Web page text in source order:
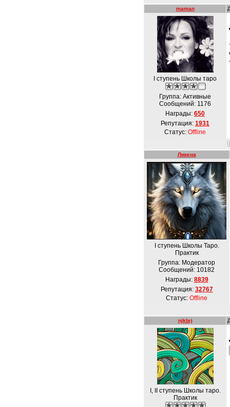
maman
I ступень Школы таро
Группа: Активные
Сообщений: 1176
Награды: 650
Репутация: 1931
Статус: Offline
Ликена
І ступень Школы Таро.
Практик
Группа: Модератор
Сообщений: 10182
Награды: 8839
Репутация: 32767
Статус: Offline
njkbrj
I, II ступень Школы таро.
Практик